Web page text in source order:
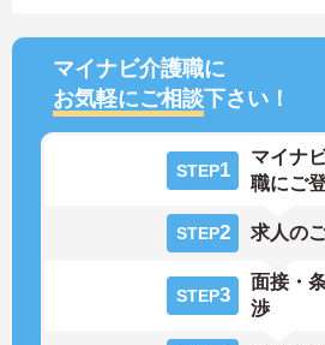
マイナビ介護職に
お気軽にご相談下さい！
STEP1
マイナ
職にご
STEP2 求人の
STEP3
面接・
渉